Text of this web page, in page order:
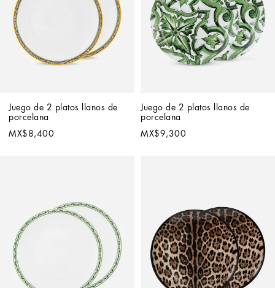
Juego de 2 platos llanos de
porcelana
MX$8,400
Juego de 2 platos llanos de
porcelana
MX$9,300